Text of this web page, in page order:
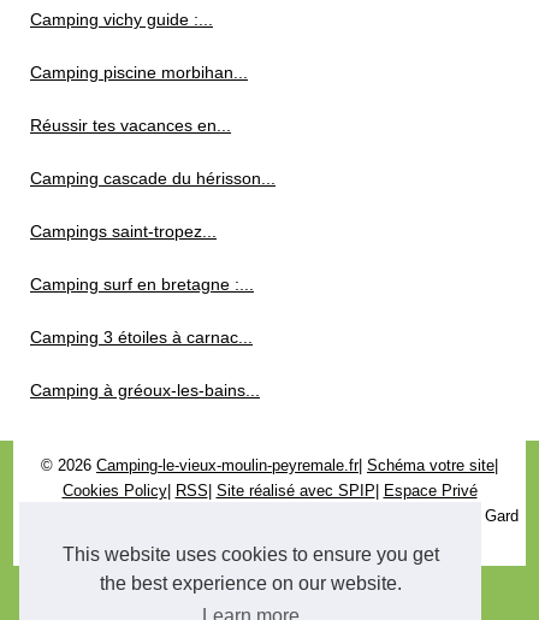
This website uses cookies to ensure you get
the best experience on our website.
Camping vichy guide :...
Camping piscine morbihan...
Réussir tes vacances en...
Camping cascade du hérisson...
Campings saint-tropez...
Camping surf en bretagne :...
Camping 3 étoiles à carnac...
Camping à gréoux-les-bains...
© 2026 Camping-le-vieux-moulin-peyremale.fr| Schéma votre site
Cookies Policy| RSS Site réalisé avec SPIP
Espace Privé
Le camping municipal le Vieux moulin à Peyremale 30160 dans le Gard